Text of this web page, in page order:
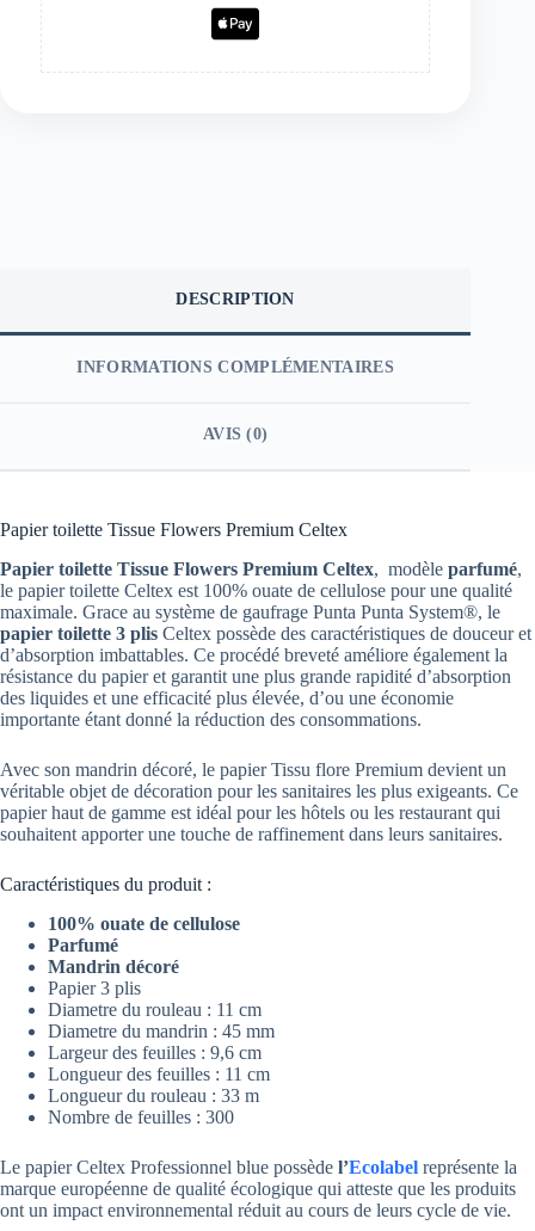
DESCRIPTION
INFORMATIONS COMPLÉMENTAIRES
AVIS (0)
Papier toilette Tissue Flowers Premium Celtex
Papier toilette Tissue Flowers Premium Celtex, modèle parfumé,
le papier toilette Celtex est 100% ouate de cellulose pour une qualité
maximale. Grace au système de gaufrage Punta Punta System®, le
papier toilette 3 plis Celtex possède des caractéristiques de douceur et
d’absorption imbattables. Ce procédé breveté améliore également la
résistance du papier et garantit une plus grande rapidité d’absorption
des liquides et une efficacité plus élevée, d’ou une économie
importante étant donné la réduction des consommations.
Avec son mandrin décoré, le papier Tissu flore Premium devient un
véritable objet de décoration pour les sanitaires les plus exigeants. Ce
papier haut de gamme est idéal pour les hôtels ou les restaurant qui
souhaitent apporter une touche de raffinement dans leurs sanitaires.
Caractéristiques du produit :
100% ouate de cellulose
Parfumé
Mandrin décoré
Papier 3 plis
Diametre du rouleau : 11 cm
Diametre du mandrin : 45 mm
Largeur des feuilles : 9,6 cm
Longueur des feuilles : 11 cm
Longueur du rouleau : 33 m
Nombre de feuilles : 300
Le papier Celtex Professionnel blue possède l’Ecolabel représente la
marque européenne de qualité écologique qui atteste que les produits
ont un impact environnemental réduit au cours de leurs cycle de vie.